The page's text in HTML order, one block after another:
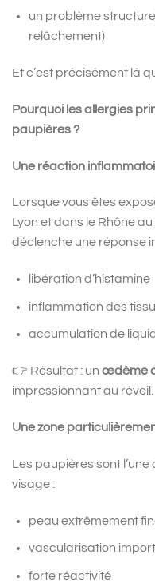
un problème
relâchement)
Et c’est précisément là
Pourquoi les allergies
paupières ?
Une réaction
Lorsque vous êtes
Lyon et dans le Rhône
déclenche une réponse
libération d’histamine
inflammation des
accumulation de
👉 Résultat : un œdème
impressionnant au réveil.
Une zone
Les paupières sont
visage :
peau extrêmement
vascularisation
forte réactivité